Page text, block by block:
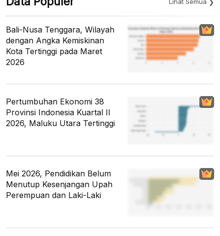
Bali-Nusa Tenggara, Wilayah
dengan Angka Kemiskinan
Kota Tertinggi pada Maret
2026
Pertumbuhan Ekonomi 38
Provinsi Indonesia Kuartal II
2026, Maluku Utara Tertinggi
Mei 2026, Pendidikan Belum
Menutup Kesenjangan Upah
Perempuan dan Laki-Laki